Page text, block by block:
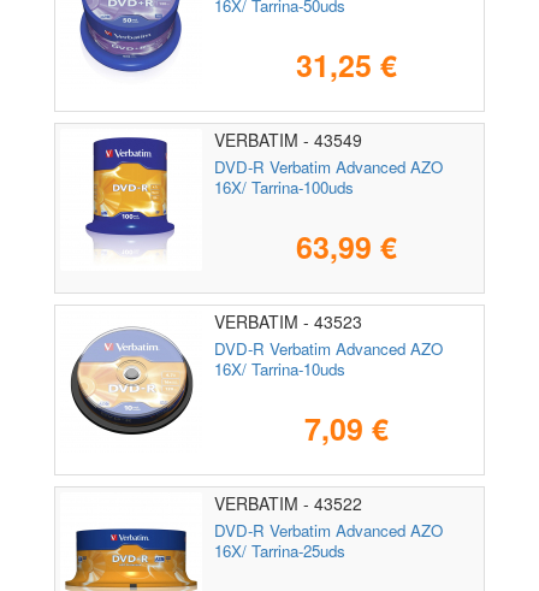
16X/ Tarrina-50uds
31,25 €
VERBATIM - 43549
DVD-R Verbatim Advanced AZO
16X/ Tarrina-100uds
63,99 €
VERBATIM - 43523
DVD-R Verbatim Advanced AZO
16X/ Tarrina-10uds
7,09 €
VERBATIM - 43522
DVD-R Verbatim Advanced AZO
16X/ Tarrina-25uds